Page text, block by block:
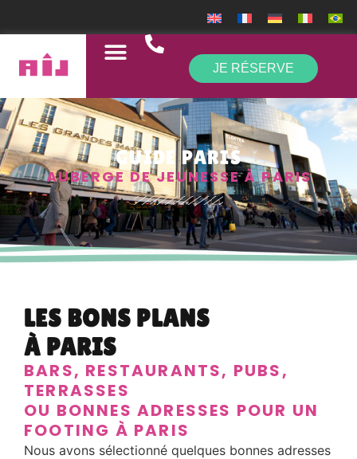
JE RÉSERVE
GUIDE PARIS
AUBERGE DE JEUNESSE À PARIS
LES BONS PLANS
À PARIS
BARS, RESTAURANTS, PUBS,
TERRASSES
OU BONNES ADRESSES POUR UN
FOOTING À PARIS
Nous avons sélectionné quelques bonnes adresses